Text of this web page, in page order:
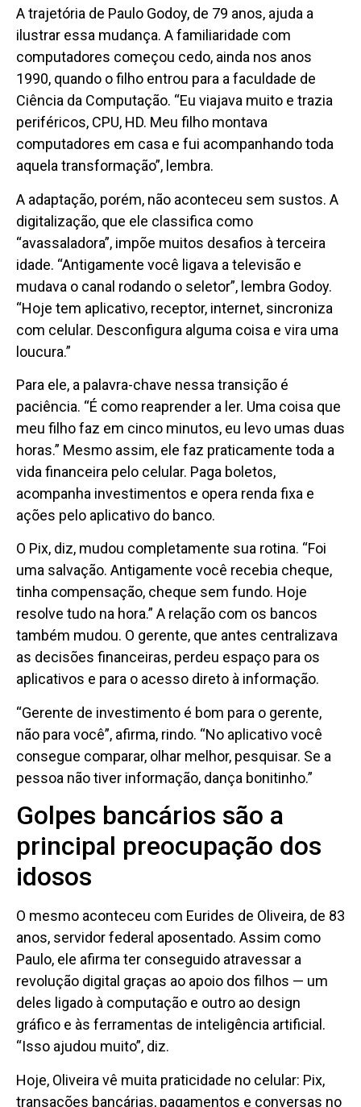
A trajetória de Paulo Godoy, de 79 anos, ajuda a
ilustrar essa mudança. A familiaridade com
computadores começou cedo, ainda nos anos
1990, quando o filho entrou para a faculdade de
Ciência da Computação. “Eu viajava muito e trazia
periféricos, CPU, HD. Meu filho montava
computadores em casa e fui acompanhando toda
aquela transformação”, lembra.
A adaptação, porém, não aconteceu sem sustos. A
digitalização, que ele classifica como
“avassaladora”, impõe muitos desafios à terceira
idade. “Antigamente você ligava a televisão e
mudava o canal rodando o seletor”, lembra Godoy.
“Hoje tem aplicativo, receptor, internet, sincroniza
com celular. Desconfigura alguma coisa e vira uma
loucura.”
Para ele, a palavra-chave nessa transição é
paciência. “É como reaprender a ler. Uma coisa que
meu filho faz em cinco minutos, eu levo umas duas
horas.” Mesmo assim, ele faz praticamente toda a
vida financeira pelo celular. Paga boletos,
acompanha investimentos e opera renda fixa e
ações pelo aplicativo do banco.
O Pix, diz, mudou completamente sua rotina. “Foi
uma salvação. Antigamente você recebia cheque,
tinha compensação, cheque sem fundo. Hoje
resolve tudo na hora.” A relação com os bancos
também mudou. O gerente, que antes centralizava
as decisões financeiras, perdeu espaço para os
aplicativos e para o acesso direto à informação.
“Gerente de investimento é bom para o gerente,
não para você”, afirma, rindo. “No aplicativo você
consegue comparar, olhar melhor, pesquisar. Se a
pessoa não tiver informação, dança bonitinho.”
Golpes bancários são a
principal preocupação dos
idosos
O mesmo aconteceu com Eurides de Oliveira, de 83
anos, servidor federal aposentado. Assim como
Paulo, ele afirma ter conseguido atravessar a
revolução digital graças ao apoio dos filhos — um
deles ligado à computação e outro ao design
gráfico e às ferramentas de inteligência artificial.
“Isso ajudou muito”, diz.
Hoje, Oliveira vê muita praticidade no celular: Pix,
transações bancárias, pagamentos e conversas no